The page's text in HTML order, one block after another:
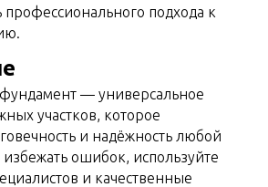
профессионального подхода к
— универсальное
участков, которое
и надёжность любой
ошибок, используйте
и качественные